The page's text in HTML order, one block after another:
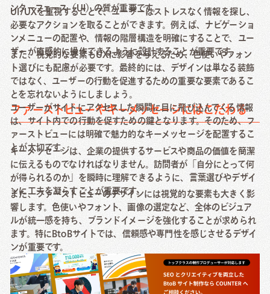
ンターフェース（UI）の質が重要です。
UI/UXを重視することで、ユーザーはストレスなく情報を探し、
必要なアクションを取ることができます。例えば、ナビゲーショ
ンメニューの配置や、情報の階層構造を明確にすることで、ユー
ザーが直感的に操作できるように設計することが重要です。
また、視覚的な要素もUXに影響を与えるため、色使いやフォン
ト選びにも配慮が必要です。最終的には、デザインは単なる装飾
ではなく、ユーザーの行動を促進するための重要な要素であるこ
とを忘れないようにしましょう。
ファーストビューやキーメッセージにはこだわる
ユーザーがサイトにアクセスした瞬間に目に飛び込んでくる情報
は、サイト内での行動を促すための鍵となります。そのため、フ
ァーストビューには明確で魅力的なキーメッセージを配置するこ
とが大切です。
キーメッセージは、企業の提供するサービスや商品の価値を簡潔
に伝えるものでなければなりません。訪問者が「自分にとって何
が得られるのか」を瞬時に理解できるように、言葉選びやデザイ
ンに工夫を凝らすことが重要です。
また、ファーストビューのデザインには視覚的な要素も大きく影
響します。色使いやフォント、画像の選定など、全体のビジュア
ルが統一感を持ち、ブランドイメージを強化することが求められ
ます。特にBtoBサイトでは、信頼感や専門性を感じさせるデザイ
ンが重要です。